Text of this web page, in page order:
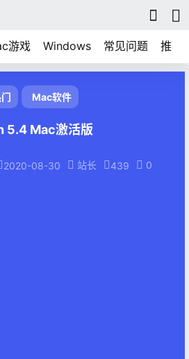
游戏 Windows 常见问题 推荐
Mac软件
5.4 Mac激活版
2020-08-30 站长 439 0